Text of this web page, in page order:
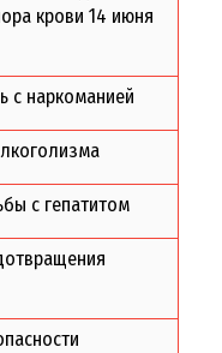
крови 14 июня
с наркоманией
с гепатитом